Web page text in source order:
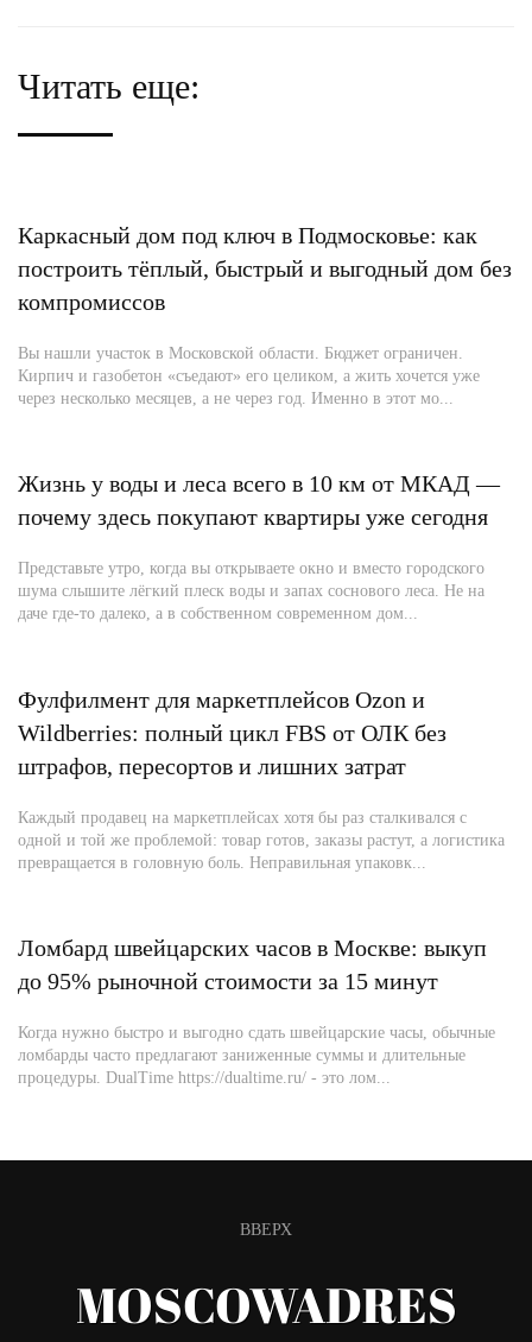
Читать еще:
Каркасный дом под ключ в Подмосковье: как
построить тёплый, быстрый и выгодный дом без
компромиссов
Вы нашли участок в Московской области. Бюджет ограничен.
Кирпич и газобетон «съедают» его целиком, а жить хочется уже
через несколько месяцев, а не через год. Именно в этот мо...
Жизнь у воды и леса всего в 10 км от МКАД —
почему здесь покупают квартиры уже сегодня
Представьте утро, когда вы открываете окно и вместо городского
шума слышите лёгкий плеск воды и запах соснового леса. Не на
даче где-то далеко, а в собственном современном дом...
Фулфилмент для маркетплейсов Ozon и
Wildberries: полный цикл FBS от ОЛК без
штрафов, пересортов и лишних затрат
Каждый продавец на маркетплейсах хотя бы раз сталкивался с
одной и той же проблемой: товар готов, заказы растут, а логистика
превращается в головную боль. Неправильная упаковк...
Ломбард швейцарских часов в Москве: выкуп
до 95% рыночной стоимости за 15 минут
Когда нужно быстро и выгодно сдать швейцарские часы, обычные
ломбарды часто предлагают заниженные суммы и длительные
процедуры. DualTime https://dualtime.ru/ - это лом...
ВВЕРХ
MOSCOWADRES